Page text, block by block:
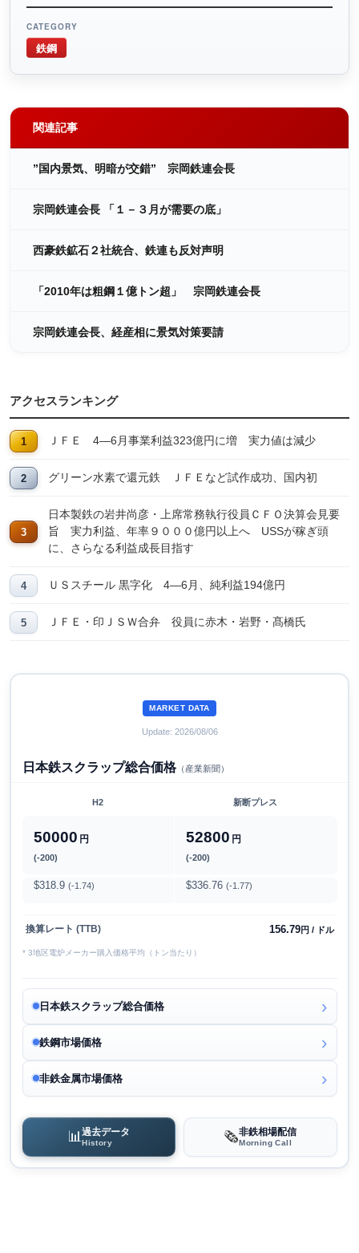
CATEGORY
鉄鋼
関連記事
”国内景気、明暗が交錯” 宗岡鉄連会長
宗岡鉄連会長 「１－３月が需要の底」
西豪鉄鉱石２社統合、鉄連も反対声明
「2010年は粗鋼１億トン超」 宗岡鉄連会長
宗岡鉄連会長、経産相に景気対策要請
アクセスランキング
ＪＦＥ 4―6月事業利益323億円に増 実力値は減少
グリーン水素で還元鉄 ＪＦＥなど試作成功、国内初
日本製鉄の岩井尚彦・上席常務執行役員ＣＦＯ決算会見要
旨 実力利益、年率９０００億円以上へ USSが稼ぎ頭
に、さらなる利益成長目指す
ＵＳスチール 黒字化 4―6月、純利益194億円
ＪＦＥ・印ＪＳＷ合弁 役員に赤木・岩野・髙橋氏
MARKET DATA
Update: 2026/08/06
日本鉄スクラップ総合価格（産業新聞）
H2 新断プレス
50000 円
(-200)
52800 円
(-200)
$318.9 (-1.74) $336.76 (-1.77)
換算レート (TTB) 156.79円 / ドル
* 3地区電炉メーカー購入価格平均（トン当たり）
日本鉄スクラップ総合価格
鉄鋼市場価格
非鉄金属市場価格
📊過去データ
History 🗞️非鉄相場配信
Morning Call